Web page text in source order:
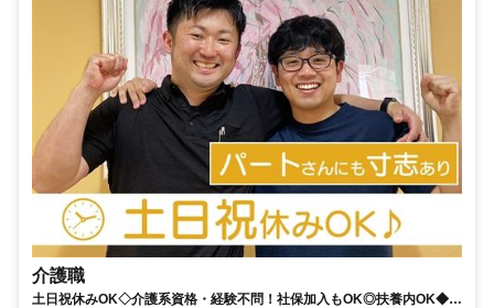
介護職
土日祝休みOK◇介護系資格・経験不問！社保加入もOK◎扶養内OK◆非